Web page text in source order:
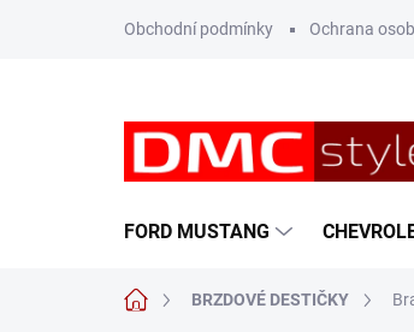
Obchodní podmínky Ochrana
FORD MUSTANG
Domů BRZDOVÉ DESTIČKY